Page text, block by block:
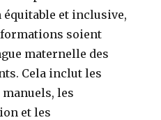
et inclusive,
soient
maternelle des
Cela inclut les
les
et les